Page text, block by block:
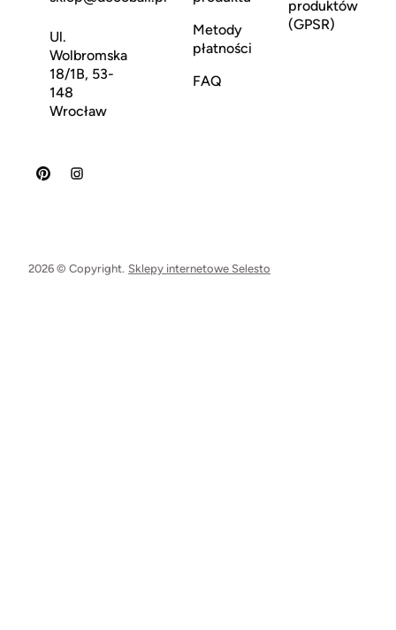
Ul.
Wolbromska
18/1B, 53-
148
Wrocław
Metody
płatności
FAQ
produktów
(GPSR)
2026 © Copyright. Sklepy internetowe Selesto